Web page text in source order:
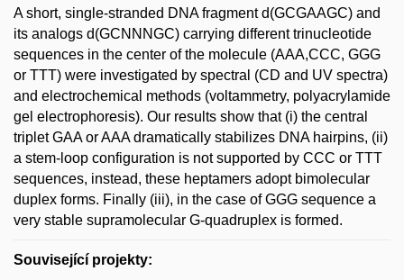
A short, single-stranded DNA fragment d(GCGAAGC) and
its analogs d(GCNNNGC) carrying different trinucleotide
sequences in the center of the molecule (AAA,CCC, GGG
or TTT) were investigated by spectral (CD and UV spectra)
and electrochemical methods (voltammetry, polyacrylamide
gel electrophoresis). Our results show that (i) the central
triplet GAA or AAA dramatically stabilizes DNA hairpins, (ii)
a stem-loop configuration is not supported by CCC or TTT
sequences, instead, these heptamers adopt bimolecular
duplex forms. Finally (iii), in the case of GGG sequence a
very stable supramolecular G-quadruplex is formed.
Související projekty: